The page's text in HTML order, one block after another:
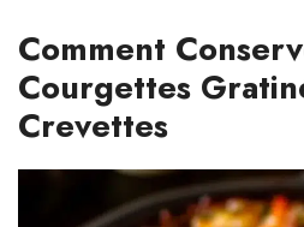
Comment
Courgettes
Crevettes